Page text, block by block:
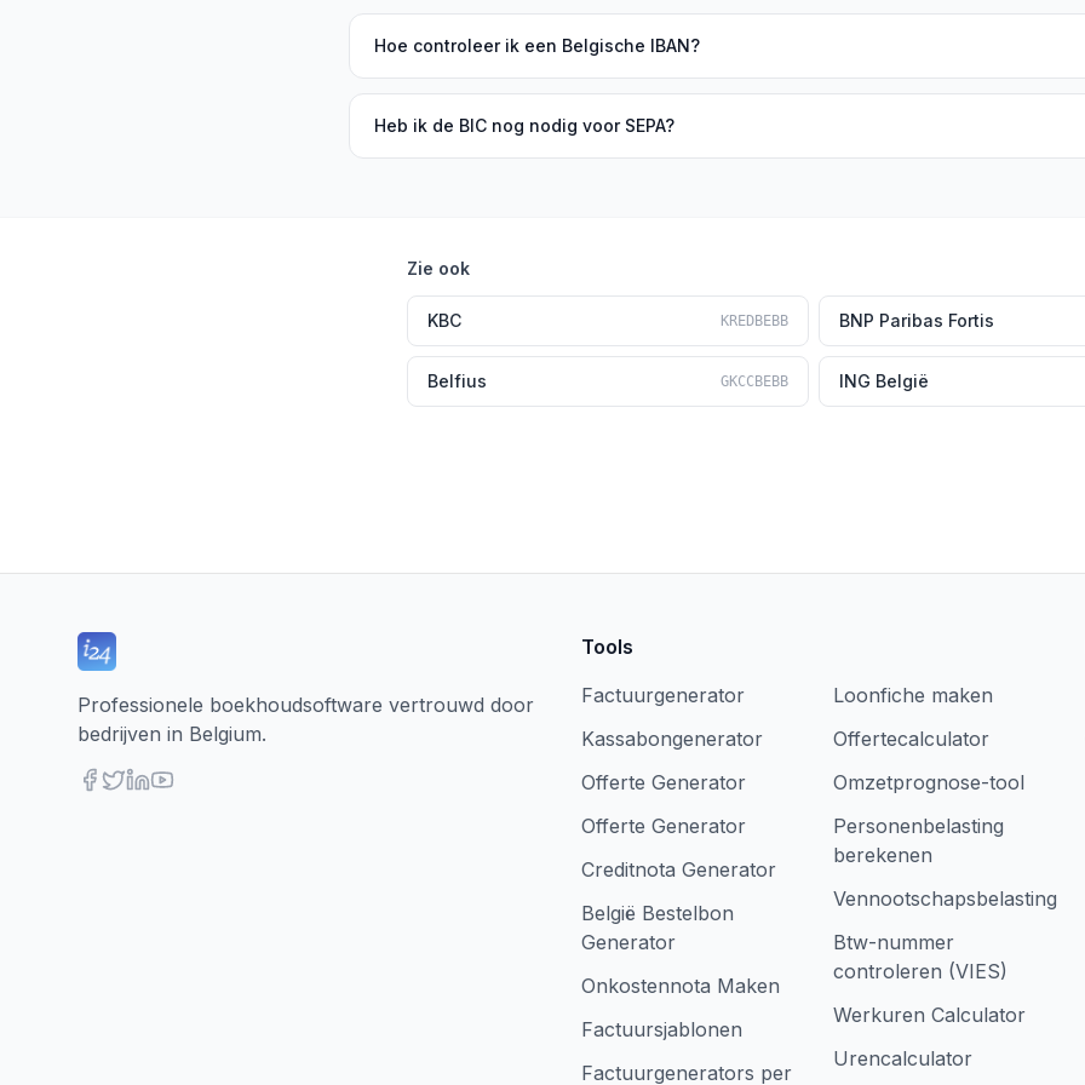
Hoe controleer ik een Belgische IBAN?
Heb ik de BIC nog nodig voor SEPA?
Zie ook
KBC KREDBEBB BNP Paribas Fortis
Belfius GKCCBEBB ING België
Professionele boekhoudsoftware vertrouwd door
bedrijven in Belgium.
Tools
Factuurgenerator
Kassabongenerator
Offerte Generator
Offerte Generator
Creditnota Generator
België Bestelbon
Generator
Onkostennota Maken
Factuursjablonen
Factuurgenerators per
Loonfiche maken
Offertecalculator
Omzetprognose-tool
Personenbelasting
berekenen
Vennootschapsbelasting
Btw-nummer
controleren (VIES)
Werkuren Calculator
Urencalculator